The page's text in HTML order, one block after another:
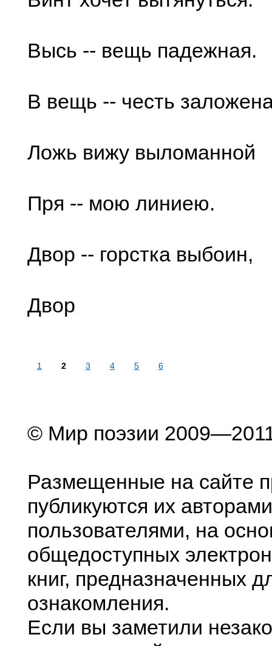
Высь -- вещь падежная.
В вещь -- честь
Ложь вижу выломанной
Пря -- мою линиею.
Двор -- горстка выбоин,
Двор
1 2 3 4 5 6
© Мир поэзии
Размещенные на сайте
публикуются их
пользователями, на
общедоступных
книг, предназначенных
ознакомления.
Если вы заметили